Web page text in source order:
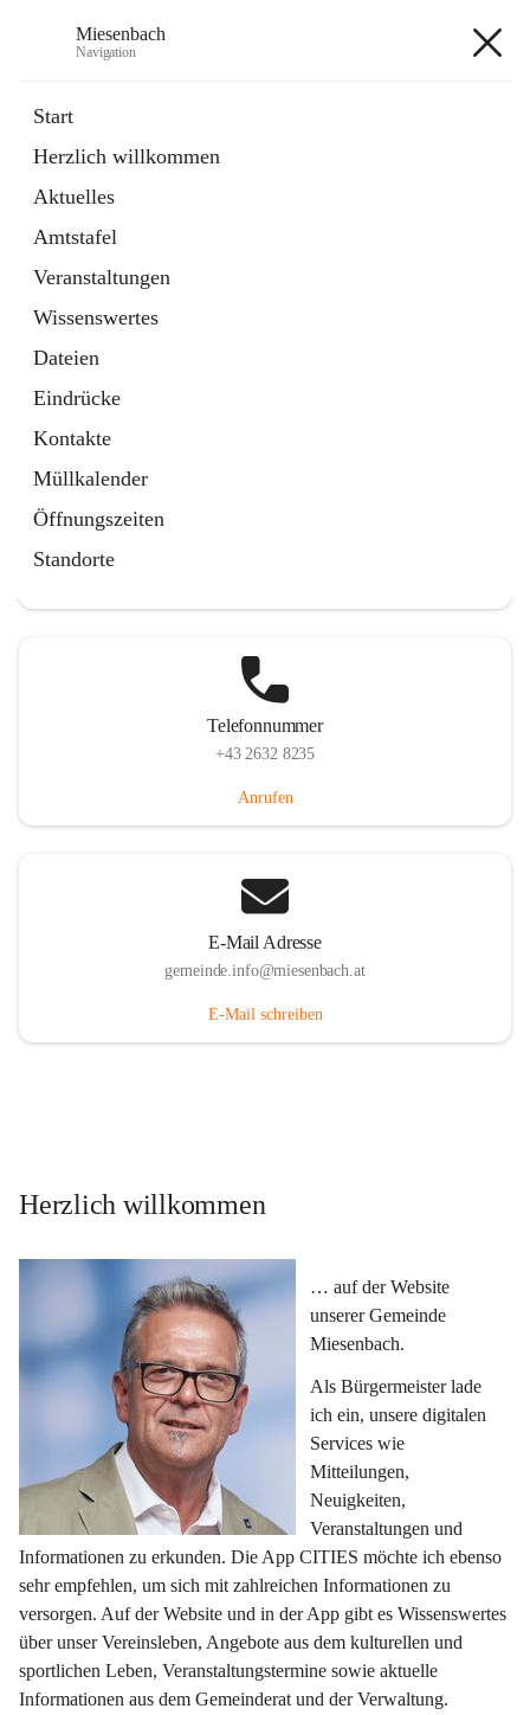
Miesenbach
Navigation
Start
Herzlich willkommen
Aktuelles
Amtstafel
Veranstaltungen
Wissenswertes
Dateien
Eindrücke
Kontakte
Müllkalender
Öffnungszeiten
Standorte
Externe Webseite
in
Tab
Region Schneebergland
Externe Webseite
öffnet
in
neuem
Tab
Telefonnummer
+43 2632 8235
Anrufen
E-Mail Adresse
gemeinde.info@miesenbach.at
E-Mail schreiben
Herzlich willkommen
… auf der Website
unserer Gemeinde
Miesenbach.
Als Bürgermeister lade
ich ein, unsere digitalen
Services wie
Mitteilungen,
Neuigkeiten,
Veranstaltungen und
Informationen zu erkunden. Die App CITIES möchte ich ebenso
sehr empfehlen, um sich mit zahlreichen Informationen zu
versorgen. Auf der Website und in der App gibt es Wissenswertes
über unser Vereinsleben, Angebote aus dem kulturellen und
sportlichen Leben, Veranstaltungstermine sowie aktuelle
Informationen aus dem Gemeinderat und der Verwaltung.